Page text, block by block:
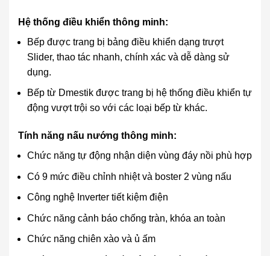
Hệ thống điều khiển thông minh:
Bếp được trang bị bảng điều khiển dạng trượt
Slider, thao tác nhanh, chính xác và dễ dàng sử
dụng.
Bếp từ Dmestik được trang bị hệ thống điều khiển tự
động vượt trội so với các loại bếp từ khác.
Tính năng nấu nướng thông minh:
Chức năng tự động nhận diện vùng đáy nồi phù hợp
Có 9 mức điều chỉnh nhiệt và boster 2 vùng nấu
Công nghệ Inverter tiết kiệm điện
Chức năng cảnh báo chống tràn, khóa an toàn
Chức năng chiên xào và ủ ấm